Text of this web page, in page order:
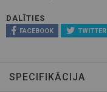
DALĪTIES
FACEBOOK TWITTER
SPECIFIKĀCIJA